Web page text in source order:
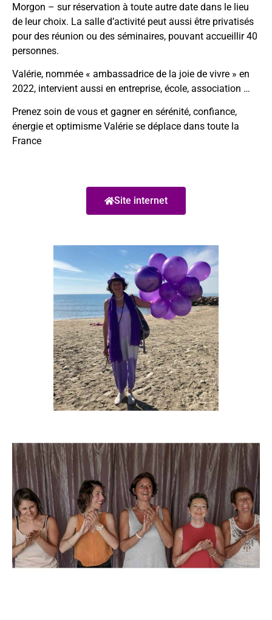
Morgon – sur réservation à toute autre date dans le lieu
de leur choix. La salle d’activité peut aussi être privatisés
pour des réunion ou des séminaires, pouvant accueillir 40
personnes.
Valérie, nommée « ambassadrice de la joie de vivre » en
2022, intervient aussi en entreprise, école, association …
Prenez soin de vous et gagner en sérénité, confiance,
énergie et optimisme Valérie se déplace dans toute la
France
Site internet